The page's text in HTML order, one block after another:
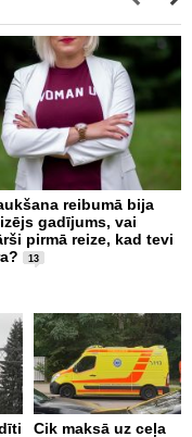
reibumā bija
gadījums, vai
pirmā reize, kad tevi
13
Cik maksā uz ceļa